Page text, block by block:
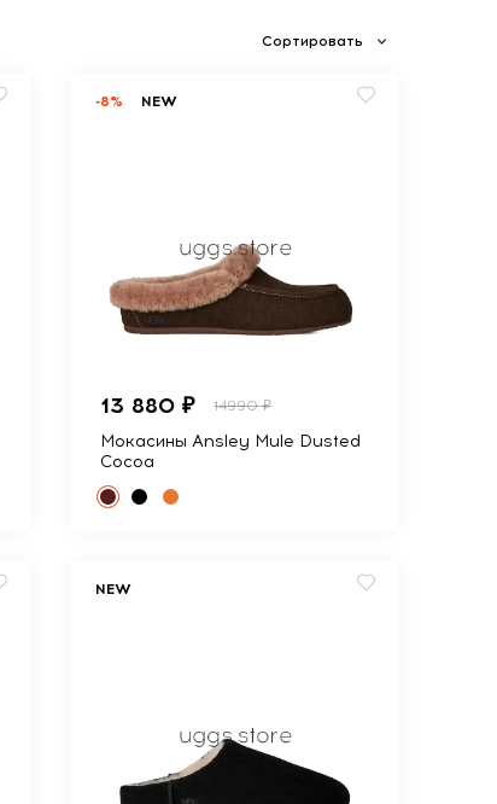
Сортировать
-8% NEW
13 880 ₽ 14990 ₽
Мокасины Ansley Mule Dusted
Cocoa
NEW